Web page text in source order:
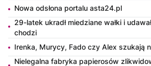
Nowa odsłona portalu asta24.pl
29-latek ukradł miedziane wałki i
chodzi
Irenka, Murycy, Fado czy Alex szukają
Nielegalna fabryka papierosów